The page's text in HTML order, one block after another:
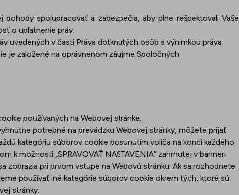
dohody spolupracovať a zabezpečia, aby plne rešpektovali Vaše
o uplatnenie práv.
uvedených v časti Práva dotknutých osôb s výnimkou práva
je založené na oprávnenom záujme Spoločných
používaných na Webovej stránke.
potrebné na prevádzku Webovej stránky, môžete prijať
kategóriu súborov cookie posunutím voliča na konci každého
k možnosti „SPRAVOVAŤ NASTAVENIA“ zahrnutej v banneri
zobrazia pri prvom vstupe na Webovú stránku. Ak sa rozhodnete
používať iné kategórie súborov cookie okrem tých, ktoré sú
stránky.